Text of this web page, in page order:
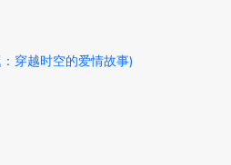
穿越时空的爱情故事)